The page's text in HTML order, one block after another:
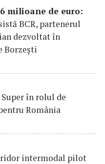
milioane de euro:
BCR, partenerul
dezvoltat în
Borzești
în rolul de
România
intermodal pilot